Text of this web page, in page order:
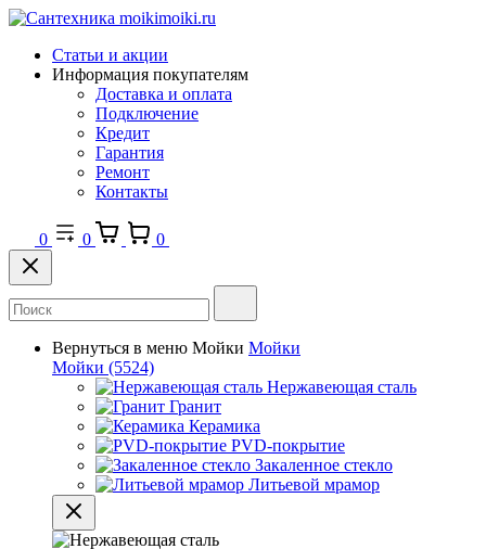
Статьи и акции
Информация покупателям
Доставка и оплата
Подключение
Кредит
Гарантия
Ремонт
Контакты
0 0 0
Вернуться в меню Мойки Мойки
Мойки (5524)
Нержавеющая сталь
Гранит
Керамика
PVD-покрытие
Закаленное стекло
Литьевой мрамор